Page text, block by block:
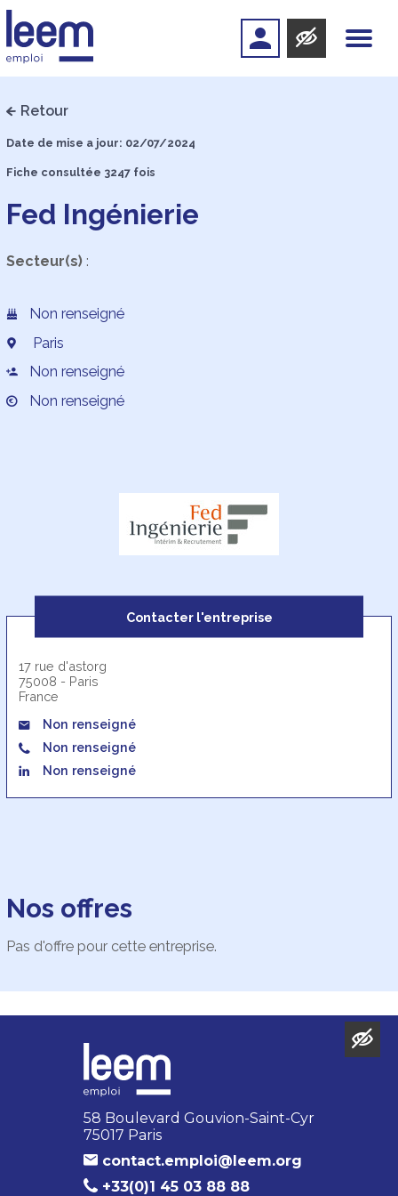
Retour
Date de mise a jour: 02/07/2024
Fiche consultée 3247 fois
Fed Ingénierie
Secteur(s):
Non renseigné
Paris
Non renseigné
Non renseigné
Contacter l'entreprise
17 rue d'astorg
75008 - Paris
France
Non renseigné
Non renseigné
Non renseigné
Nos offres
Pas d'offre pour cette entreprise.
58 Boulevard Gouvion-Saint-Cyr
75017 Paris
contact.emploi@leem.org
+33(0)1 45 03 88 88